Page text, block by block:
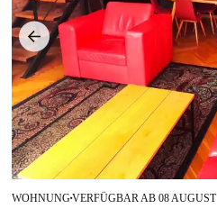
WOHNUNG■VERFÜGBAR AB 08 AUGUST